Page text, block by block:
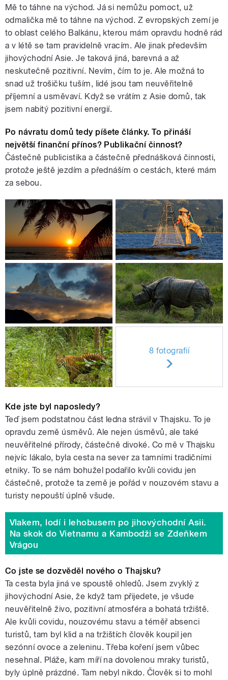
Mě to táhne na východ. Já si nemůžu pomoct, už
odmalička mě to táhne na východ. Z evropských zemí je
to oblast celého Balkánu, kterou mám opravdu hodně rád
a v létě se tam pravidelně vracím. Ale jinak především
jihovýchodní Asie. Je taková jiná, barevná a až
neskutečně pozitivní. Nevím, čím to je. Ale možná to
snad už trošičku tuším, lidé jsou tam neuvěřitelně
příjemní a usměvaví. Když se vrátím z Asie domů, tak
jsem nabitý pozitivní energií.
Po návratu domů tedy píšete články. To přináší
největší finanční přínos? Publikační činnost?
Částečně publicistika a částečně přednášková činnosti,
protože ještě jezdím a přednáším o cestách, které mám
za sebou.
8 fotografií
Kde jste byl naposledy?
Teď jsem podstatnou část ledna strávil v Thajsku. To je
opravdu země úsměvů. Ale nejen úsměvů, ale také
neuvěřitelné přírody, částečně divoké. Co mě v Thajsku
nejvíc lákalo, byla cesta na sever za tamními tradičními
etniky. To se nám bohužel podařilo kvůli covidu jen
částečně, protože ta země je pořád v nouzovém stavu a
turisty nepouští úplně všude.
Vlakem, lodí i lehobusem po jihovýchodní Asii.
Na skok do Vietnamu a Kambodži se Zdeňkem
Vrágou
Co jste se dozvěděl nového o Thajsku?
Ta cesta byla jiná ve spoustě ohledů. Jsem zvyklý z
jihovýchodní Asie, že když tam přijedete, je všude
neuvěřitelně živo, pozitivní atmosféra a bohatá tržiště.
Ale kvůli covidu, nouzovému stavu a téměř absenci
turistů, tam byl klid a na tržištích člověk koupil jen
sezónní ovoce a zeleninu. Třeba koření jsem vůbec
nesehnal. Pláže, kam míří na dovolenou mraky turistů,
byly úplně prázdné. Tam nebyl nikdo. Člověk si to mohl